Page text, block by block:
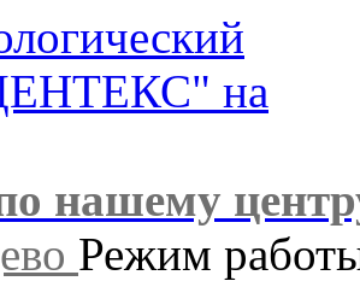
нашему
Режим